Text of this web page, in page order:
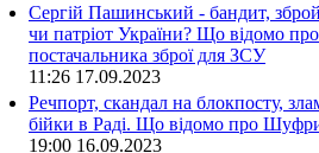
Сергій Пашинський - бандит,
чи патріот України? Що відомо
постачальника зброї для ЗСУ
11:26 17.09.2023
Речпорт, скандал на блокпосту,
бійки в Раді. Що відомо про
19:00 16.09.2023